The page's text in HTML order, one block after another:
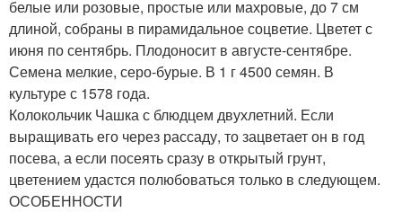
белые или розовые, простые или махровые, до 7 см
длиной, собраны в пирамидальное соцветие. Цветет с
июня по сентябрь. Плодоносит в августе-сентябре.
Семена мелкие, серо-бурые. В 1 г 4500 семян. В
культуре с 1578 года.
Колокольчик Чашка с блюдцем двухлетний. Если
выращивать его через рассаду, то зацветает он в год
посева, а если посеять сразу в открытый грунт,
цветением удастся полюбоваться только в следующем.
ОСОБЕННОСТИ